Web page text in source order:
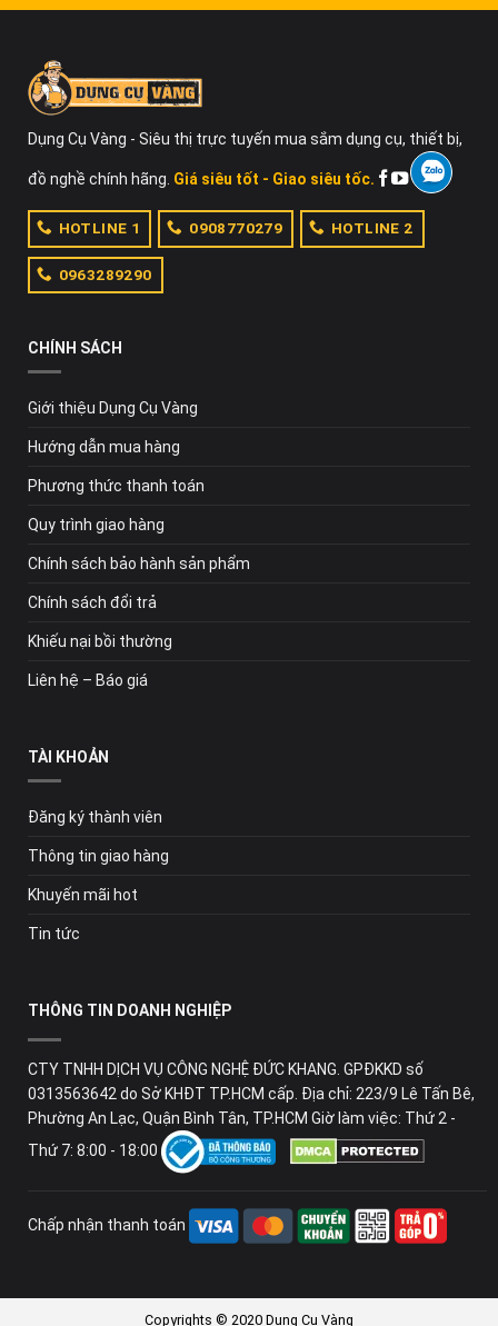
Dụng Cụ Vàng - Siêu thị trực tuyến mua sắm dụng cụ, thiết bị,
đồ nghề chính hãng. Giá siêu tốt - Giao siêu tốc.
HOTLINE 1 0908770279 HOTLINE 2
0963289290
CHÍNH SÁCH
Giới thiệu Dụng Cụ Vàng
Hướng dẫn mua hàng
Phương thức thanh toán
Quy trình giao hàng
Chính sách bảo hành sản phẩm
Chính sách đổi trả
Khiếu nại bồi thường
Liên hệ – Báo giá
TÀI KHOẢN
Đăng ký thành viên
Thông tin giao hàng
Khuyến mãi hot
Tin tức
THÔNG TIN DOANH NGHIỆP
CTY TNHH DỊCH VỤ CÔNG NGHỆ ĐỨC KHANG. GPĐKKD số
0313563642 do Sở KHĐT TP.HCM cấp. Địa chỉ: 223/9 Lê Tấn Bê,
Phường An Lạc, Quận Bình Tân, TP.HCM Giờ làm việc: Thứ 2 -
Thứ 7: 8:00 - 18:00
Chấp nhận thanh toán
Copyrights © 2020 Dụng Cụ Vàng